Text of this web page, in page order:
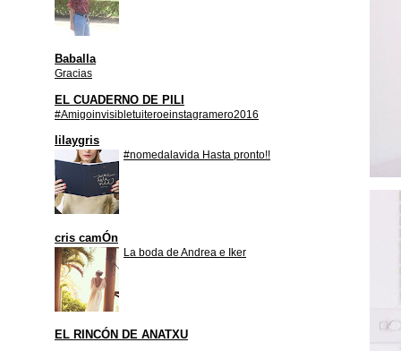
Baballa
Gracias
EL CUADERNO DE PILI
#Amigoinvisibletuiteroeinstagramero2016
lilaygris
#nomedalavida Hasta pronto!!
cris camÓn
La boda de Andrea e Iker
EL RINCÓN DE ANATXU